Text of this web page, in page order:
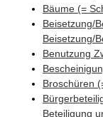
Bäume (=
Beisetzung/
Beisetzung/
Benutzung
Broschüren
Beteiligung